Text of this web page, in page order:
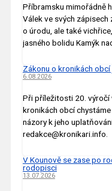
Příbramsku mimořádně
Válek ve svých
o úrodu, ale také
jasného bolidu Kamýk
Zákonu o kronikách obcí
6.08.2026
Při příležitosti 20. výročí
kronikách obcí
názory k jeho
redakce@kronikari.info.
V Kounově se zase po
rodopisci
13.07.2026